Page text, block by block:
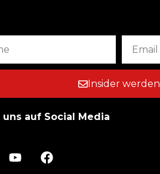
Insider werden
uns auf Social Media